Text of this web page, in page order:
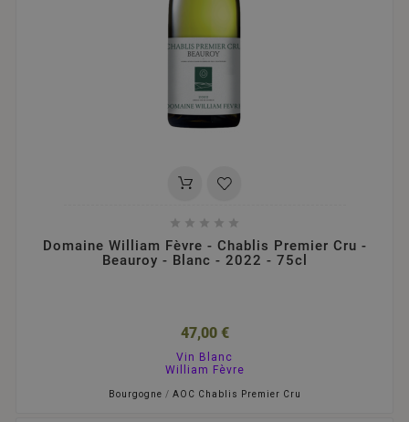
    
Domaine William Fèvre - Chablis Premier Cru -
Beauroy - Blanc - 2022 - 75cl
47,00 €
Vin Blanc
William Fèvre
Bourgogne / AOC Chablis Premier Cru